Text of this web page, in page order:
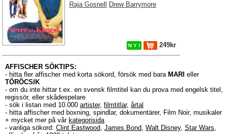
Raja Gosnell
Drew Barrymore
N Y ! 249kr
AFFISCHER SÖKTIPS:
- hitta fler affischer med korta sökord, försök med bara MARI eller
TÖRÖCSIK
- om du inte hittar t.ex. en svensk filmtitel kan du prova med engelsk titel,
regissör, eller skådespelare
- sök i listan med 10.000 artister, filmtitlar, årtal
- hitta affischer med boxning, spindlar, dokumentärer, Film Noir, musikaler
+ mycket mer på vår kategorisida
- vanliga sökord: Clint Eastwood, James Bond, Walt Disney, Star Wars,